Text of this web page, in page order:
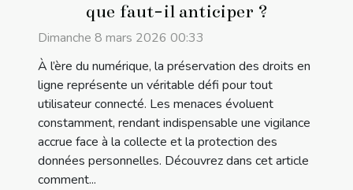
que faut-il anticiper ?
Dimanche 8 mars 2026 00:33
À l’ère du numérique, la préservation des droits en
ligne représente un véritable défi pour tout
utilisateur connecté. Les menaces évoluent
constamment, rendant indispensable une vigilance
accrue face à la collecte et la protection des
données personnelles. Découvrez dans cet article
comment...